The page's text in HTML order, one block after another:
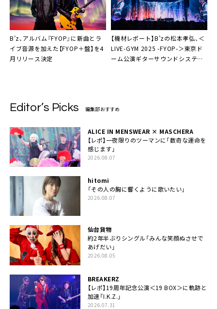
B’z、アルバム『FYOP』に新曲とラ
イブ音源を加えた【FYOP＋盤】を4
月リリース決定
【機材レポート】B’zの松本孝弘、＜
LIVE-GYM 2025 -FYOP-＞東京ド
ーム公演ギターサウンドシステム
Editor’s Picks 編集部おすすめ
ALICE IN MENSWEAR × MASCHERA
【レポ】一夜限りのツーマンに「数奇な運命を
感じます」
2026.08.07
hitomi
「その人の胸に響くように歌いたい」
2026.08.07
仙台貨物
約2年半ぶりシングル「みんな笑顔ぬさせで
あげだい」
2026.08.05
BREAKERZ
【レポ】19周年記念公演＜19 BOX＞に軌跡と
加速「I.K.Z.」
2026.07.31